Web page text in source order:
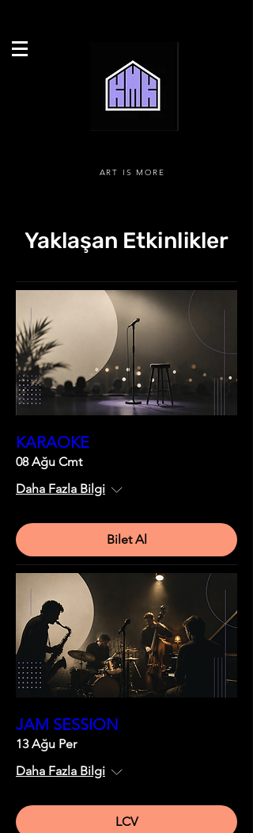
ART IS MORE
Yaklaşan Etkinlikler
KARAOKE
08 Ağu Cmt
Daha Fazla Bilgi
Bilet Al
JAM SESSION
13 Ağu Per
Daha Fazla Bilgi
LCV